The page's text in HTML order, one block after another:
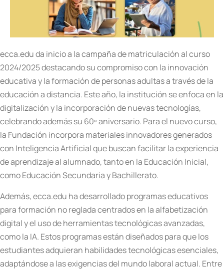
ecca.edu da inicio a la campaña de matriculación al curso
2024/2025 destacando su compromiso con la innovación
educativa y la formación de personas adultas a través de la
educación a distancia. Este año, la institución se enfoca en la
digitalización y la incorporación de nuevas tecnologías,
celebrando además su 60º aniversario. Para el nuevo curso,
la Fundación incorpora materiales innovadores generados
con Inteligencia Artificial que buscan facilitar la experiencia
de aprendizaje al alumnado, tanto en la Educación Inicial,
como Educación Secundaria y Bachillerato.
Además, ecca.edu ha desarrollado programas educativos
para formación no reglada centrados en la alfabetización
digital y el uso de herramientas tecnológicas avanzadas,
como la IA. Estos programas están diseñados para que los
estudiantes adquieran habilidades tecnológicas esenciales,
adaptándose a las exigencias del mundo laboral actual. Entre